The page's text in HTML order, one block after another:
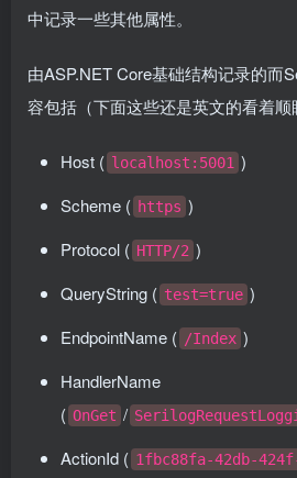
中记录一些其他属性。
由ASP.NET Core基础结构记录的而
容包括（下面这些还是英文的看着顺
Host ( localhost:5001 )
Scheme ( https )
Protocol ( HTTP/2 )
QueryString ( test=true )
EndpointName ( /Index )
HandlerName
( OnGet /
ActionId ( 1fbc88fa-42db-